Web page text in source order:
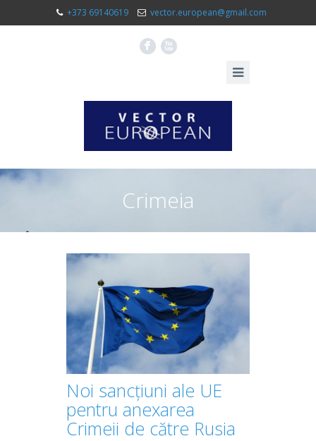
+373 69140619 vector.european@gmail.com
F X
Crimeia
Noi sancțiuni ale UE
pentru anexarea
Crimeii de către Rusia